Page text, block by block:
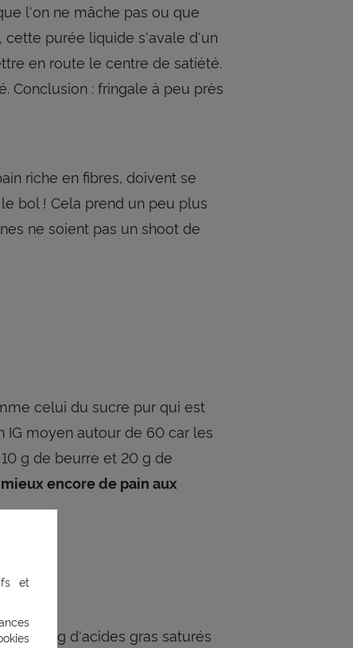
l'on ne mâche pas ou que
cette purée liquide s'avale d'un
en route le centre de satiété.
Conclusion : fringale à peu près
riche en fibres, doivent se
bol ! Cela prend un peu plus
ne soient pas un shoot de
celui du sucre pur qui est
moyen autour de 60 car les
g de beurre et 20 g de
encore de pain aux
10,3 g d'acides gras saturés
et